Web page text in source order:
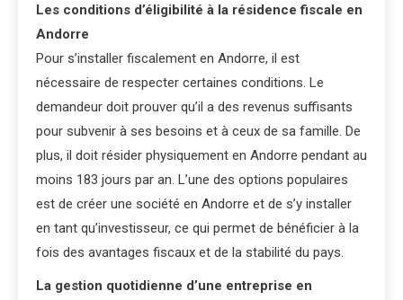
Les conditions d’éligibilité à la résidence fiscale en
Andorre
Pour s’installer fiscalement en Andorre, il est
nécessaire de respecter certaines conditions. Le
demandeur doit prouver qu’il a des revenus suffisants
pour subvenir à ses besoins et à ceux de sa famille. De
plus, il doit résider physiquement en Andorre pendant au
moins 183 jours par an. L’une des options populaires
est de créer une société en Andorre et de s’y installer
en tant qu’investisseur, ce qui permet de bénéficier à la
fois des avantages fiscaux et de la stabilité du pays.
La gestion quotidienne d’une entreprise en